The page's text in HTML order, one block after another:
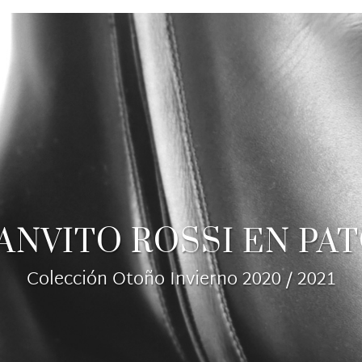
ROSSI EN
Colección Otoño Invierno 2020 / 2021